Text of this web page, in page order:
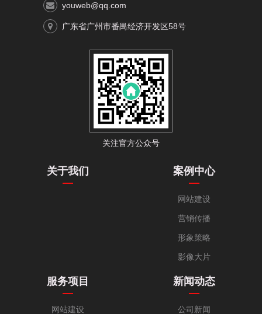
youweb@qq.com
广东省广州市番禺经济开发区58号
关注官方公众号
关于我们 案例中心
网站建设
营销传播
形象策略
影像大片
服务项目
网站建设
新闻动态
公司新闻